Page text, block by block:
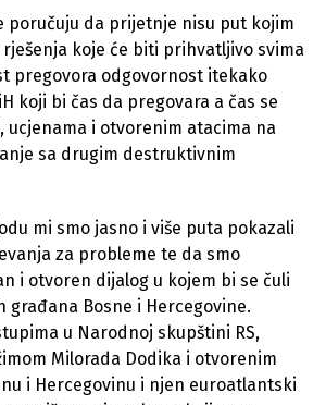
poručuju da prijetnje nisu put kojim
koje će biti prihvatljivo svima
pregovora odgovornost itekako
koji bi čas da pregovara a čas se
i otvorenim atacima na
sa drugim destruktivnim
mi smo jasno i više puta pokazali
za probleme te da smo
i otvoren dijalog u kojem bi se čuli
građana Bosne i Hercegovine.
u Narodnoj skupštini RS,
Milorada Dodika i otvorenim
i Hercegovinu i njen euroatlantski